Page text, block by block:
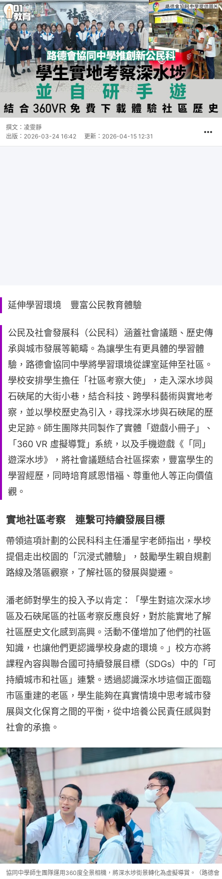
撰文： 凌雯靜
出版： 2026-03-24 16:42 更新： 2026-04-15 12:31
延伸學習環境 豐富公民教育體驗
公民及社會發展科（公民科）涵蓋社會議題、歷史傳
承與城市發展等範疇。為讓學生有更具體的學習體
驗，路德會協同中學將學習環境從課室延伸至社區。
學校安排學生擔任「社區考察大使」，走入深水埗與
石硤尾的大街小巷，結合科技、跨學科藝術與實地考
察，並以學校歷史為引入，尋找深水埗與石硤尾的歷
史足跡。師生團隊共同製作了實體「遊戲小冊子」、
「360 VR 虛擬導覽」系統，以及手機遊戲《「同」
遊深水埗》，將社會議題結合社區探索，豐富學生的
學習經歷，同時培育感恩惜福、尊重他人等正向價值
觀。
實地社區考察 連繫可持續發展目標
帶領這項計劃的公民科科主任潘星宇老師指出，學校
提倡走出校園的「沉浸式體驗」，鼓勵學生親自規劃
路線及落區觀察，了解社區的發展與變遷。
潘老師對學生的投入予以肯定：「學生對這次深水埗
區及石硤尾區的社區考察反應良好，對於能實地了解
社區歷史文化感到高興。活動不僅增加了他們的社區
知識，也讓他們更認識學校身處的環境。」校方亦將
課程內容與聯合國可持續發展目標（SDGs）中的「可
持續城市和社區」連繫。透過認識深水埗這個正面臨
市區重建的老區，學生能夠在真實情境中思考城市發
展與文化保育之間的平衡，從中培養公民責任感與對
社會的承擔。
協同中學師生團隊運用360度全景相機，將深水埗街景轉化為虛擬導賞。（路德會